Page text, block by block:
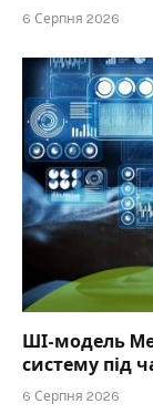
6 Серпня 2026
ШІ-модель
систему під
6 Серпня 2026